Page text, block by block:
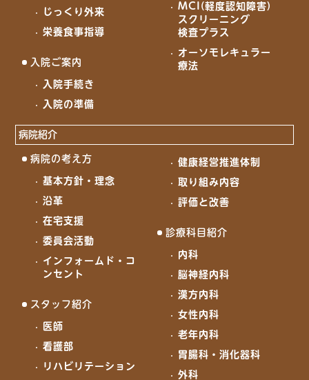
じっくり外来
栄養食事指導
入院ご案内
入院手続き
入院の準備
MCI(軽度認知障害)
スクリーニング
検査プラス
オーソモレキュラー
療法
病院紹介
病院の考え方
基本方針・理念
沿革
在宅支援
委員会活動
インフォームド・コ
ンセント
スタッフ紹介
医師
看護部
リハビリテーション
健康経営推進体制
取り組み内容
評価と改善
診療科目紹介
内科
脳神経内科
漢方内科
女性内科
老年内科
胃腸科・消化器科
外科